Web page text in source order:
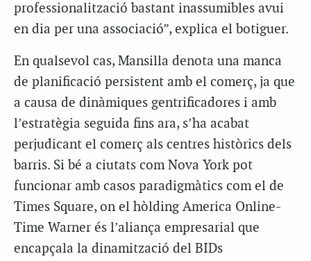
professionalització bastant inassumibles avui
en dia per una associació”, explica el botiguer.
En qualsevol cas, Mansilla denota una manca
de planificació persistent amb el comerç, ja que
a causa de dinàmiques gentrificadores i amb
l’estratègia seguida fins ara, s’ha acabat
perjudicant el comerç als centres històrics dels
barris. Si bé a ciutats com Nova York pot
funcionar amb casos paradigmàtics com el de
Times Square, on el hòlding America Online-
Time Warner és l’aliança empresarial que
encapçala la dinamització del BIDs